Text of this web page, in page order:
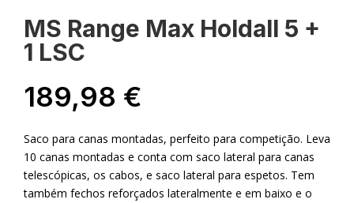
MS Range Max Holdall 5 +
1 LSC
189,98 €
Saco para canas montadas, perfeito para competição. Leva
10 canas montadas e conta com saco lateral para canas
telescópicas, os cabos, e saco lateral para espetos. Tem
também fechos reforçados lateralmente e em baixo e o